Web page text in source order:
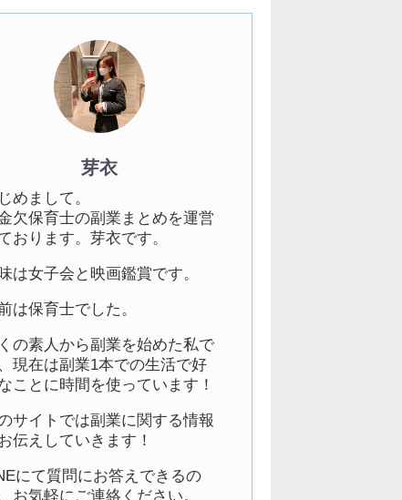
芽衣
めまして。
欠保育士の副業まとめを運営
おります。芽衣です。
は女子会と映画鑑賞です。
は保育士でした。
の素人から副業を始めた私で
現在は副業1本での生活で好
ことに時間を使っています！
サイトでは副業に関する情報
伝えしていきます！
にて質問にお答えできるの
お気軽にご連絡ください。